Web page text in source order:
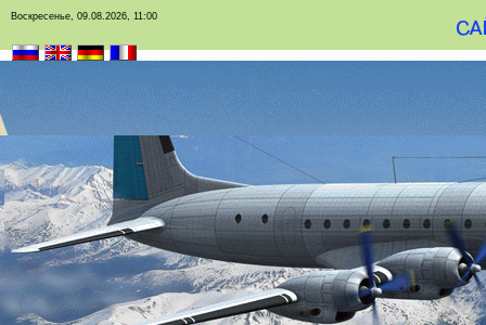
Воскресенье, 09.08.2026, 11:00